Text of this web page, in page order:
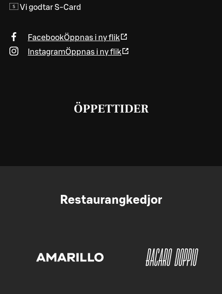
Vi godtar S-Card
FacebookÖppnas i ny flik
InstagramÖppnas i ny flik
ÖPPETTIDER
Restaurangkedjor